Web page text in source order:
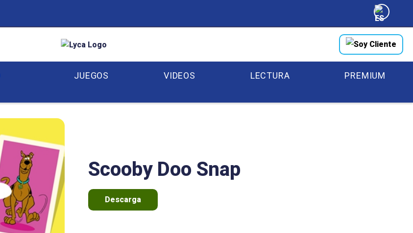
Soy Cliente
JUEGOS VIDEOS LECTURA PREMIUM
Scooby Doo Snap
Descarga